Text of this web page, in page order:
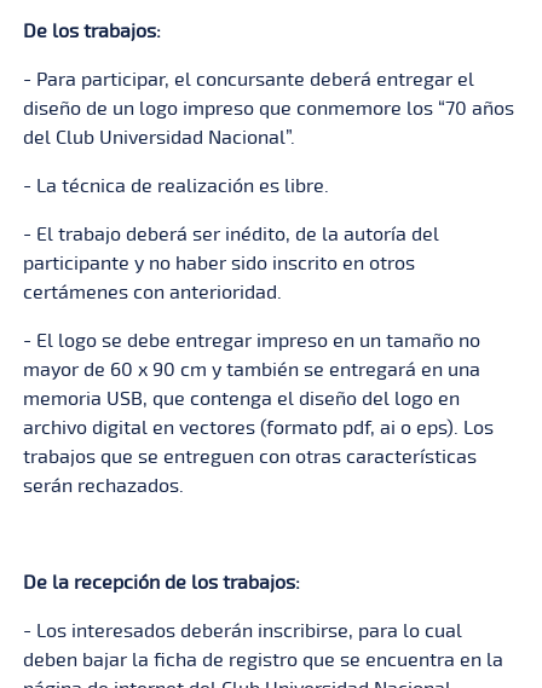
De los trabajos:
- Para participar, el concursante deberá entregar el
diseño de un logo impreso que conmemore los “70 años
del Club Universidad Nacional”.
- La técnica de realización es libre.
- El trabajo deberá ser inédito, de la autoría del
participante y no haber sido inscrito en otros
certámenes con anterioridad.
- El logo se debe entregar impreso en un tamaño no
mayor de 60 x 90 cm y también se entregará en una
memoria USB, que contenga el diseño del logo en
archivo digital en vectores (formato pdf, ai o eps). Los
trabajos que se entreguen con otras características
serán rechazados.
De la recepción de los trabajos:
- Los interesados deberán inscribirse, para lo cual
deben bajar la ficha de registro que se encuentra en la